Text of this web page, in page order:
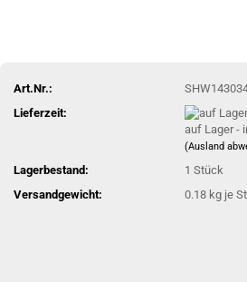
Art.Nr.:
Lieferzeit:
auf Lager -
(Ausland
Lagerbestand: 1Stück
Versandgewicht:
0.18 kg je